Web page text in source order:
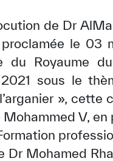
de Dr
le 03
du Royaume
sous le
»,
V,
Dr Mohamed